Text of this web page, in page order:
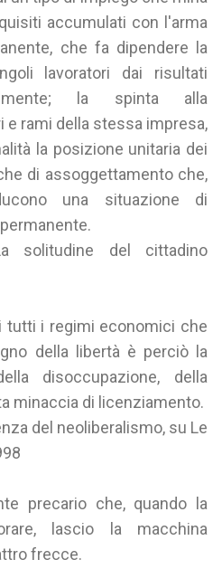
accumulati con l'arma
che fa dipendere la
lavoratori dai risultati
la spinta alla
rami della stessa impresa,
la posizione unitaria dei
di assoggettamento che,
una situazione di
solitudine del cittadino
tutti i regimi economici che
della libertà è perciò la
disoccupazione, della
minaccia di licenziamento.
del neoliberalismo, su Le
precario che, quando la
lascio la macchina
frecce.